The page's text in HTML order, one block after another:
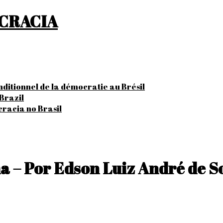
de la démocratie au Brésil
no Brasil
– Por Edson Luiz André de